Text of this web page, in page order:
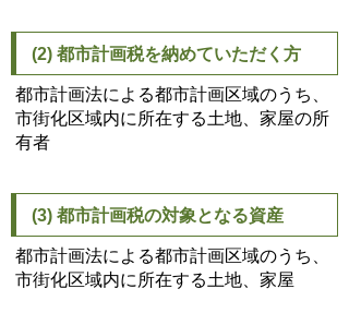
(2) 都市計画税を納めていただく方
都市計画法による都市計画区域のうち、
市街化区域内に所在する土地、家屋の所
有者
(3) 都市計画税の対象となる資産
都市計画法による都市計画区域のうち、
市街化区域内に所在する土地、家屋